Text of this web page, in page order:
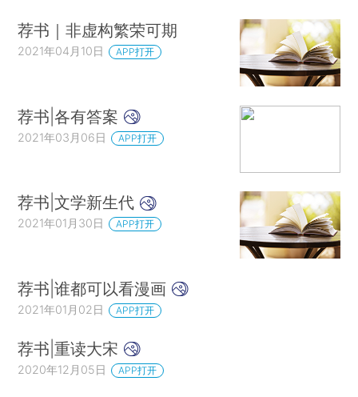
荐书｜非虚构繁荣可期
2021年04月10日 APP打开
荐书|各有答案
2021年03月06日 APP打开
荐书|文学新生代
2021年01月30日 APP打开
荐书|谁都可以看漫画
2021年01月02日 APP打开
荐书|重读大宋
2020年12月05日 APP打开